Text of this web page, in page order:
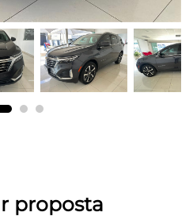
proposta